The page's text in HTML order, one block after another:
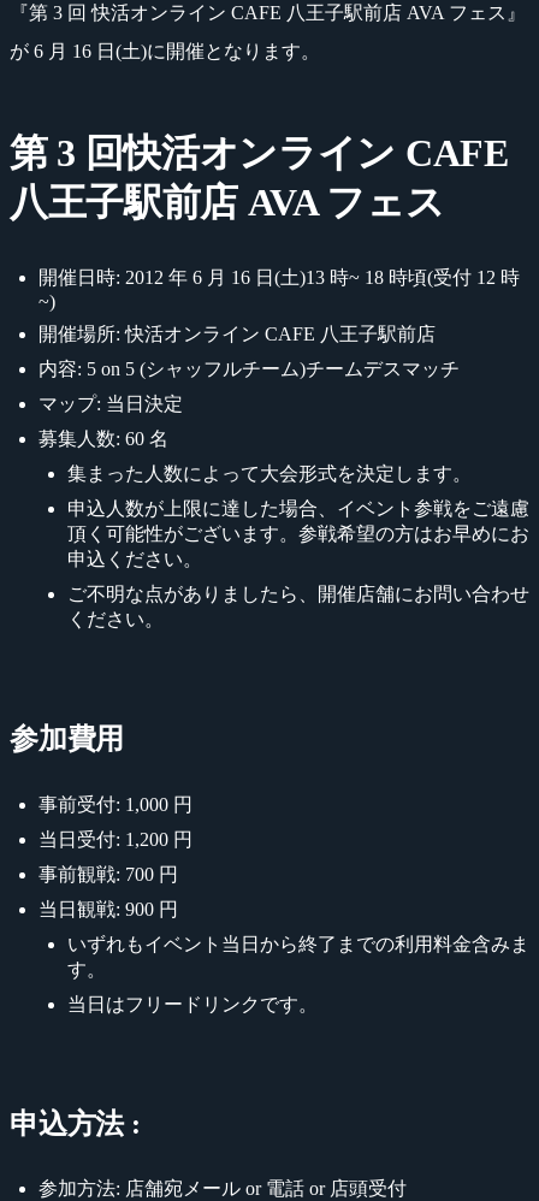
『第 3 回 快活オンライン CAFE 八王子駅前店 AVA フェス』
が 6 月 16 日(土)に開催となります。
第 3 回快活オンライン CAFE
八王子駅前店 AVA フェス
開催日時: 2012 年 6 月 16 日(土)13 時~ 18 時頃(受付 12 時
~)
開催場所: 快活オンライン CAFE 八王子駅前店
内容: 5 on 5 (シャッフルチーム)チームデスマッチ
マップ: 当日決定
募集人数: 60 名
集まった人数によって大会形式を決定します。
申込人数が上限に達した場合、イベント参戦をご遠慮
頂く可能性がございます。参戦希望の方はお早めにお
申込ください。
ご不明な点がありましたら、開催店舗にお問い合わせ
ください。
参加費用
事前受付: 1,000 円
当日受付: 1,200 円
事前観戦: 700 円
当日観戦: 900 円
いずれもイベント当日から終了までの利用料金含みま
す。
当日はフリードリンクです。
申込方法 :
参加方法: 店舗宛メール or 電話 or 店頭受付